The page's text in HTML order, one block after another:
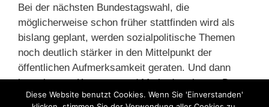
Bei der nächsten Bundestagswahl, die
möglicherweise schon früher stattfinden wird als
bislang geplant, werden sozialpolitische Themen
noch deutlich stärker in den Mittelpunkt der
öffentlichen Aufmerksamkeit geraten. Und dann
braucht man Konzepte und Methodenwissen. Daran
sollten die Grünen denken, wenn sie wirklich in die
Diese Website benutzt Cookies. Wenn Sie 'Einverstanden'